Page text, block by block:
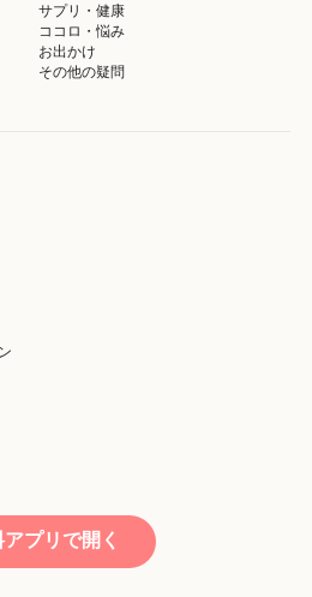
サプリ・健康
ココロ・悩み
お出かけ
その他の疑問
プリで開く